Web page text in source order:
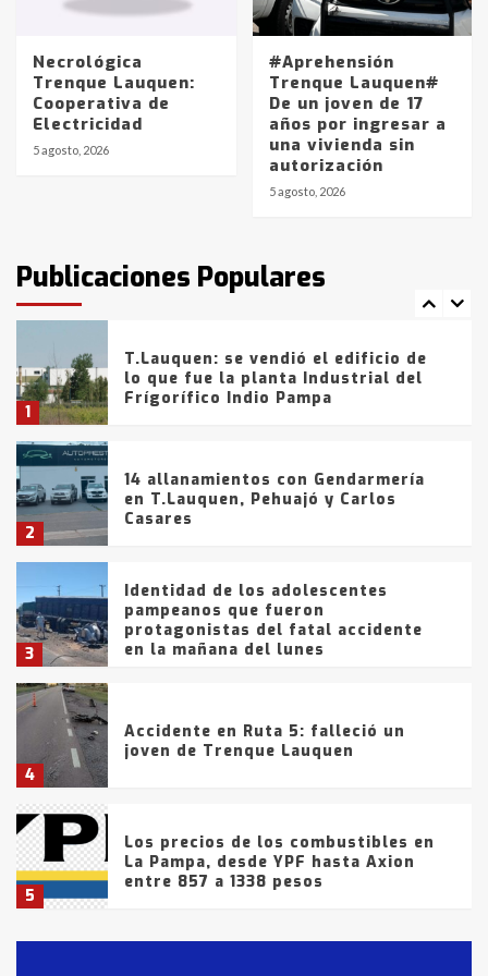
Necrológica
Trenque Lauquen:
Cooperativa de
Electricidad
5 agosto, 2026
#Aprehensión
Trenque Lauquen#
De un joven de 17
años por ingresar a
una vivienda sin
autorización
5 agosto, 2026
Publicaciones Populares
La Pampa, desde YPF hasta Axion
entre 857 a 1338 pesos
La Bolsa de Cereales de Bahía
Blanca anticipa que Agosto vendrá
con lluvias y heladas, en gran parte
fueron detenidos por
comercialización de drogas en la
tarde del sábado
1
T.Lauquen: se vendió el edificio de
lo que fue la planta Industrial del
Frígorífico Indio Pampa
2
14 allanamientos con Gendarmería
en T.Lauquen, Pehuajó y Carlos
Casares
3
Identidad de los adolescentes
pampeanos que fueron
protagonistas del fatal accidente
en la mañana del lunes
4
Accidente en Ruta 5: falleció un
joven de Trenque Lauquen
5
Los precios de los combustibles en
La Pampa, desde YPF hasta Axion
entre 857 a 1338 pesos